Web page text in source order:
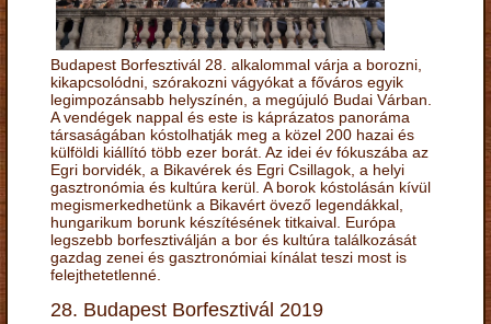
Budapest Borfesztivál 28. alkalommal várja a borozni,
kikapcsolódni, szórakozni vágyókat a főváros egyik
legimpozánsabb helyszínén, a megújuló Budai Várban.
A vendégek nappal és este is káprázatos panoráma
társaságában kóstolhatják meg a közel 200 hazai és
külföldi kiállító több ezer borát. Az idei év fókuszába az
Egri borvidék, a Bikavérek és Egri Csillagok, a helyi
gasztronómia és kultúra kerül. A borok kóstolásán kívül
megismerkedhetünk a Bikavért övező legendákkal,
hungarikum borunk készítésének titkaival. Európa
legszebb borfesztiválján a bor és kultúra találkozását
gazdag zenei és gasztronómiai kínálat teszi most is
felejthetetlenné.
28. Budapest Borfesztivál 2019